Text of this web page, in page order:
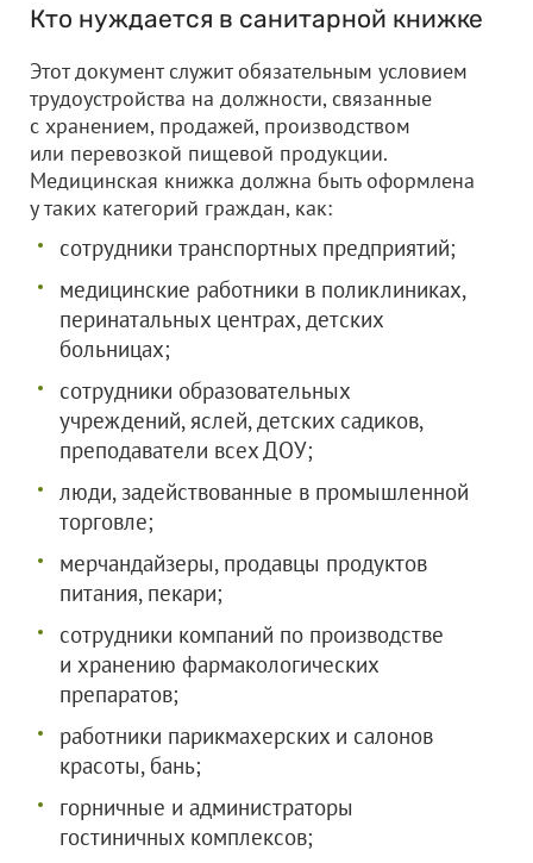
Кто нуждается в санитарной книжке
Этот документ служит обязательным условием
трудоустройства на должности, связанные
с хранением, продажей, производством
или перевозкой пищевой продукции.
Медицинская книжка должна быть оформлена
у таких категорий граждан, как:
сотрудники транспортных предприятий;
медицинские работники в поликлиниках,
перинатальных центрах, детских
больницах;
сотрудники образовательных
учреждений, яслей, детских садиков,
преподаватели всех ДОУ;
люди, задействованные в промышленной
торговле;
мерчандайзеры, продавцы продуктов
питания, пекари;
сотрудники компаний по производстве
и хранению фармакологических
препаратов;
работники парикмахерских и салонов
красоты, бань;
горничные и администраторы
гостиничных комплексов;